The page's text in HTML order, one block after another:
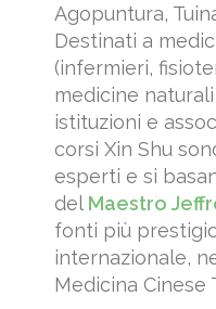
Agopuntura,
Destinati a
(infermieri,
medicine
istituzioni e
corsi Xin Shu
esperti e si
del Maestro
fonti più
internazionale,
Medicina Cinese